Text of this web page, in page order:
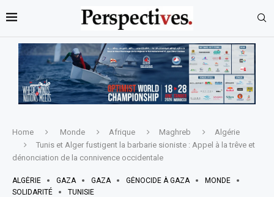
Home Monde Afrique Maghreb
Algérie
Tunis et Alger fustigent la barbarie sioniste : Appel à la trêve et
dénonciation de la connivence occidentale
ALGÉRIE GAZA GAZA GÉNOCIDE À GAZA
MONDE
SOLIDARITÉ
TUNISIE